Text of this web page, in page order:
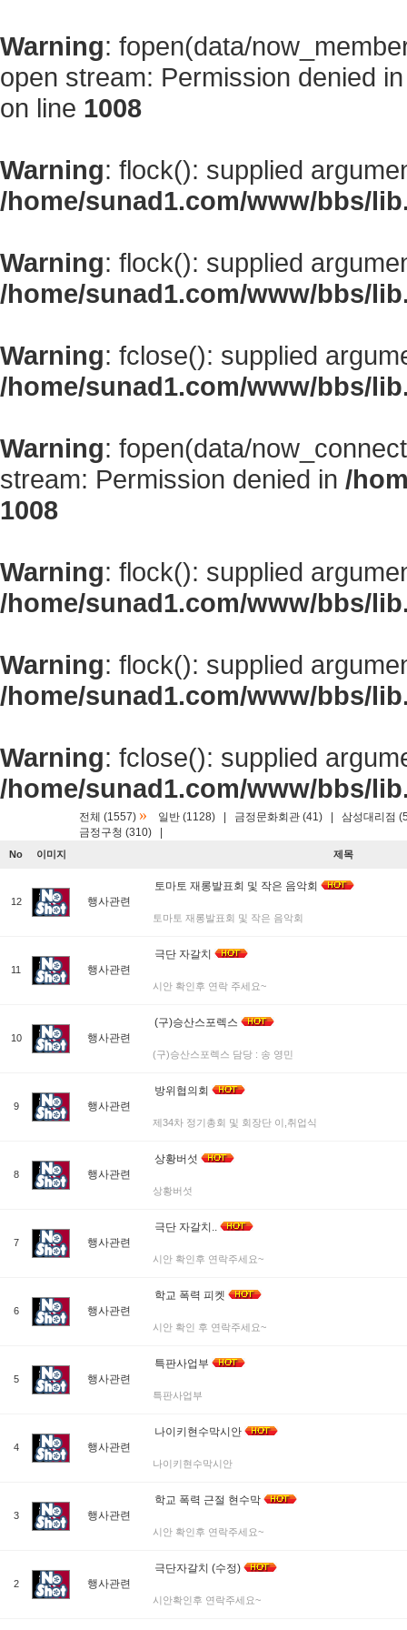
Warning: fopen(data/
open stream: Permission denied
on line 1008
Warning: flock(): supplied
/home/sunad1.com/www/bbs/
Warning: flock(): supplied
/home/sunad1.com/www/bbs/
Warning: fclose(): supplied
/home/sunad1.com/www/bbs/
Warning: fopen(data/
stream: Permission denied in /
1008
Warning: flock(): supplied
/home/sunad1.com/www/bbs/
Warning: flock(): supplied
/home/sunad1.com/www/bbs/
Warning: fclose(): supplied
/home/sunad1.com/www/bbs/
전체 (1557) » 일반 (1128) 금정문화회관 (41)
삼성대리점
금정구청 (310)
No 이미지 제목
12 행사관련
토마토 재롱발표회 및 작은 음악회
토마토 재롱발표회 및 작은 음악회
11 행사관련
극단 자갈치
시안 확인후 연락 주세요~
10 행사관련
(구)승산스포렉스
(구)승산스포렉스 담당 : 송 영민
9 행사관련
방위협의회
제34차 정기총회 및 회장단 이,취업식
8 행사관련
상황버섯
상황버섯
7 행사관련
극단 자갈치..
시안 확인후 연락주세요~
6 행사관련
학교 폭력 피켓
시안 확인 후 연락주세요~
5 행사관련
특판사업부
특판사업부
4 행사관련
나이키현수막시안
나이키현수막시안
3 행사관련
학교 폭력 근절 현수막
시안 확인후 연락주세요~
2 행사관련
극단자갈치 (수정)
시안확인후 연락주세요~